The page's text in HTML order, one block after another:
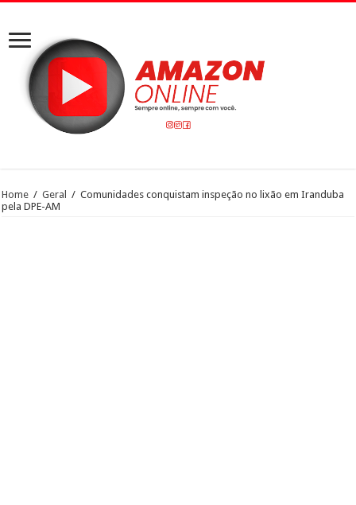
Home / Geral / Comunidades conquistam inspeção no lixão em Iranduba
pela DPE-AM